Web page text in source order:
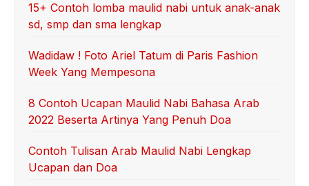
15+ Contoh lomba maulid nabi untuk anak-anak
sd, smp dan sma lengkap
Wadidaw ! Foto Ariel Tatum di Paris Fashion
Week Yang Mempesona
8 Contoh Ucapan Maulid Nabi Bahasa Arab
2022 Beserta Artinya Yang Penuh Doa
Contoh Tulisan Arab Maulid Nabi Lengkap
Ucapan dan Doa